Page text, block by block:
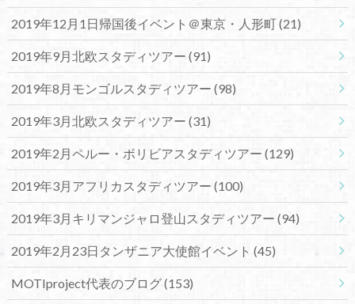
2019年12月1日帰国後イベント＠東京・人形町(21)
2019年9月北欧スタディツアー (91)
2019年8月モンゴルスタディツアー (98)
2019年3月北欧スタディツアー (31)
2019年2月ペルー・ボリビアスタディツアー (129)
2019年3月アフリカスタディツアー (100)
2019年3月キリマンジャロ登山スタディツアー (94)
2019年2月23日タンザニア大使館イベント (45)
MOTIproject代表のブログ(153)